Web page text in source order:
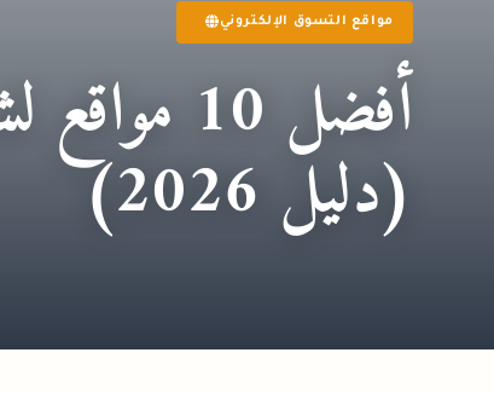
مواقع التسوق الإلكتروني
أفضل 10
(دليل 2026)